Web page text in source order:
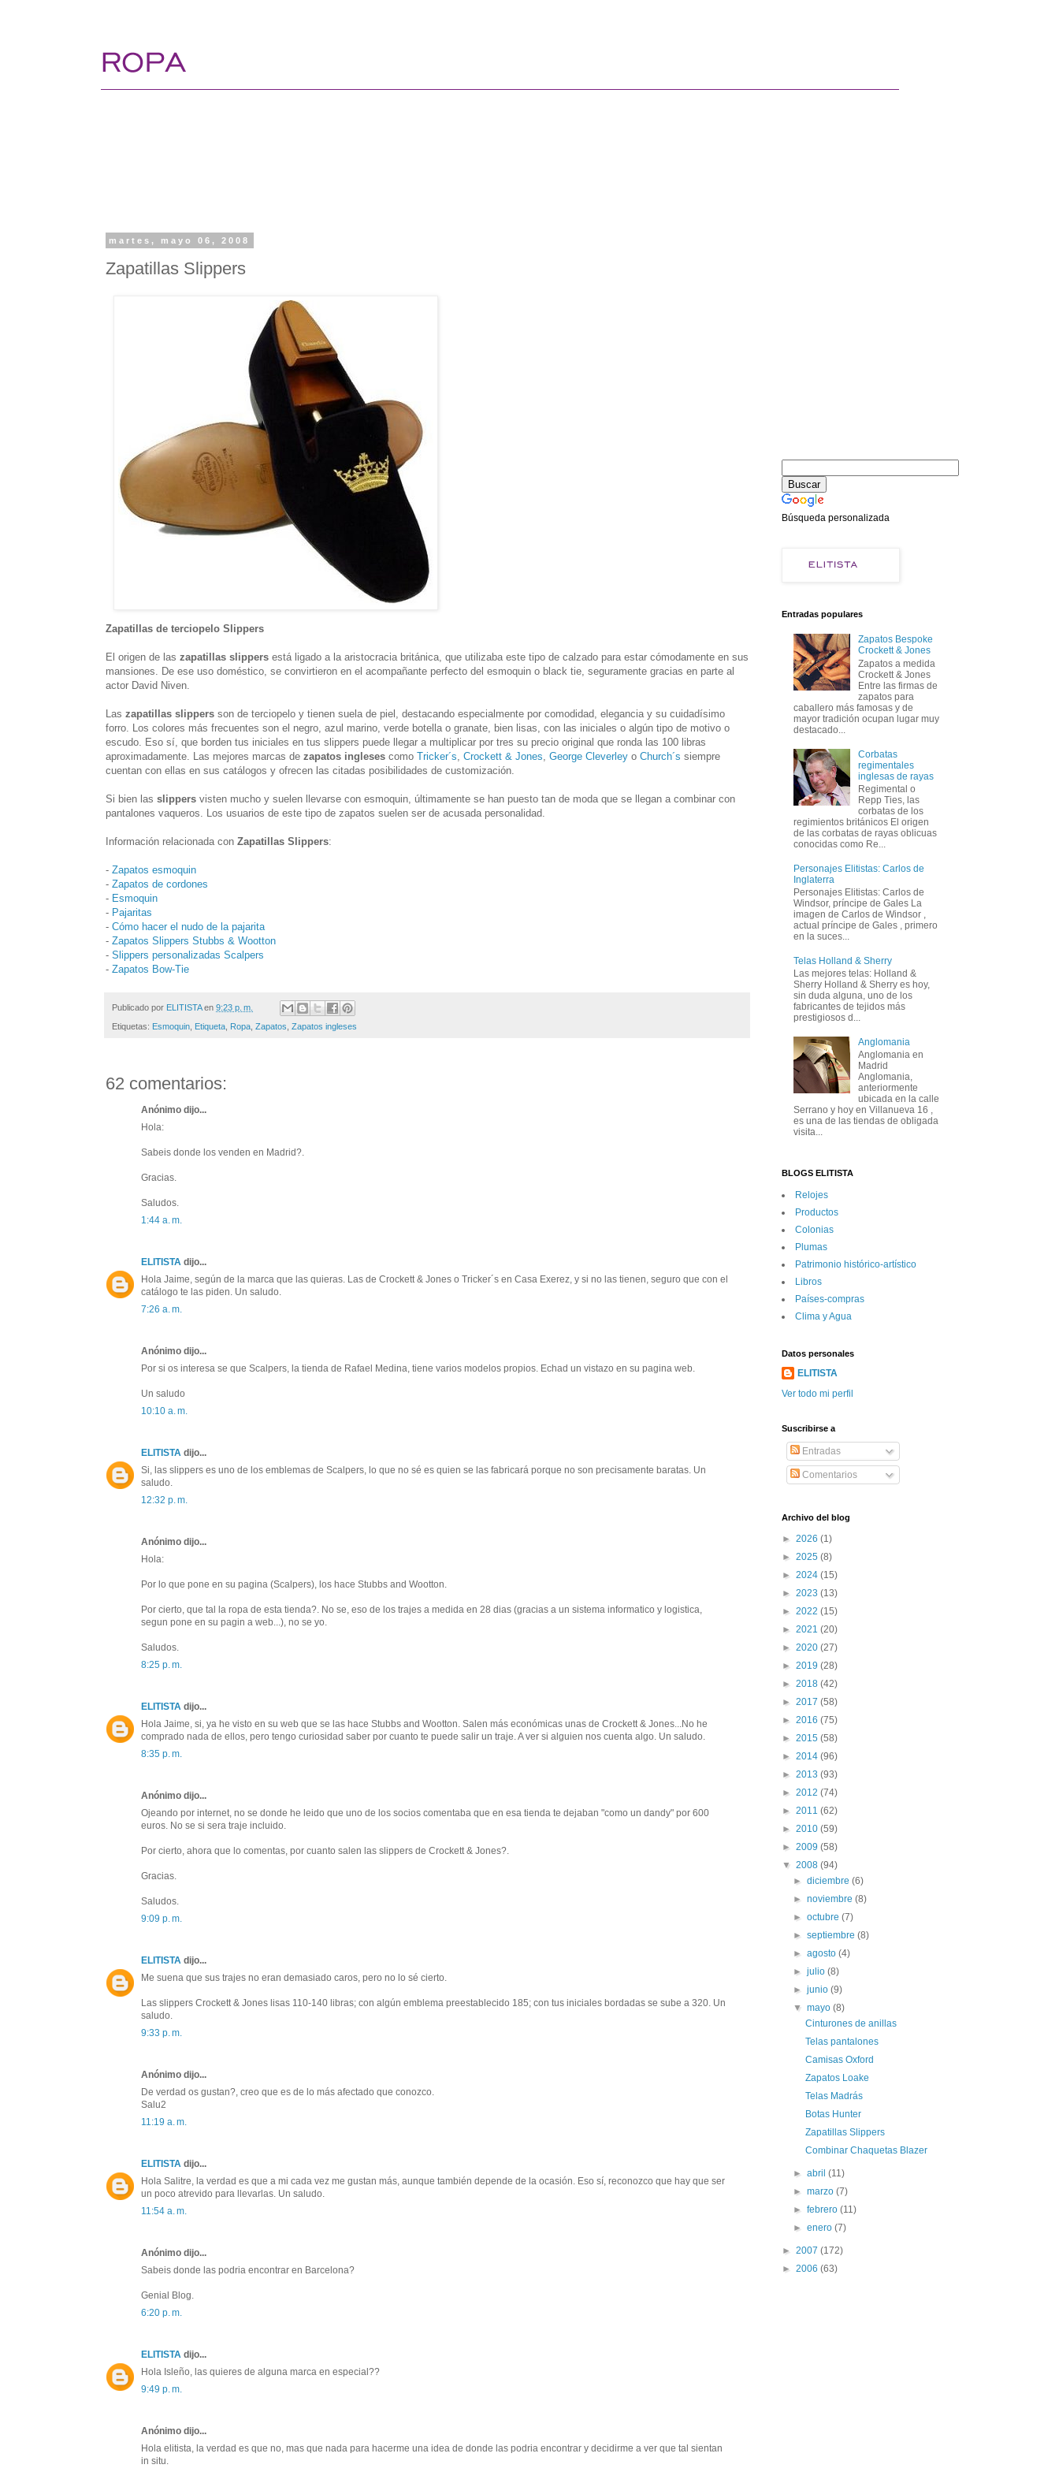
martes, mayo 06, 2008
Zapatillas Slippers
Zapatillas de terciopelo Slippers
El origen de las zapatillas slippers está ligado a la aristocracia británica, que utilizaba este tipo de calzado para estar cómodamente en sus
mansiones. De ese uso doméstico, se convirtieron en el acompañante perfecto del esmoquin o black tie, seguramente gracias en parte al
actor David Niven.
Las zapatillas slippers son de terciopelo y tienen suela de piel, destacando especialmente por comodidad, elegancia y su cuidadísimo
forro. Los colores más frecuentes son el negro, azul marino, verde botella o granate, bien lisas, con las iniciales o algún tipo de motivo o
escudo. Eso sí, que borden tus iniciales en tus slippers puede llegar a multiplicar por tres su precio original que ronda las 100 libras
aproximadamente. Las mejores marcas de zapatos ingleses como Tricker´s Crockett & Jones George Cleverley o Church´s siempre
cuentan con ellas en sus catálogos y ofrecen las citadas posibilidades de customización.
Si bien las slippers visten mucho y suelen llevarse con esmoquin, últimamente se han puesto tan de moda que se llegan a combinar con
pantalones vaqueros. Los usuarios de este tipo de zapatos suelen ser de acusada personalidad.
Información relacionada con Zapatillas Slippers:
- Zapatos esmoquin
- Zapatos de cordones
- Esmoquin
- Pajaritas
- Cómo hacer el nudo de la pajarita
- Zapatos Slippers Stubbs & Wootton
- Slippers personalizadas Scalpers
- Zapatos Bow-Tie
Publicado por ELITISTA en 9:23 p. m.
Etiquetas: Esmoquin Etiqueta Ropa Zapatos Zapatos ingleses
62 comentarios:
Anónimo dijo...
Hola:
Sabeis donde los venden en Madrid?.
Gracias.
Saludos.
1:44 a. m.
ELITISTA dijo...
Hola Jaime, según de la marca que las quieras. Las de Crockett & Jones o Tricker´s en Casa Exerez, y si no las tienen, seguro que con el
catálogo te las piden. Un saludo.
7:26 a. m.
Anónimo dijo...
Por si os interesa se que Scalpers, la tienda de Rafael Medina, tiene varios modelos propios. Echad un vistazo en su pagina web.
Un saludo
10:10 a. m.
ELITISTA dijo...
Si, las slippers es uno de los emblemas de Scalpers, lo que no sé es quien se las fabricará porque no son precisamente baratas. Un
saludo.
12:32 p. m.
Anónimo dijo...
Hola:
Por lo que pone en su pagina (Scalpers), los hace Stubbs and Wootton.
Por cierto, que tal la ropa de esta tienda?. No se, eso de los trajes a medida en 28 dias (gracias a un sistema informatico y logistica,
segun pone en su pagin a web...), no se yo.
Saludos.
8:25 p. m.
ELITISTA dijo...
Hola Jaime, si, ya he visto en su web que se las hace Stubbs and Wootton. Salen más económicas unas de Crockett & Jones...No he
comprado nada de ellos, pero tengo curiosidad saber por cuanto te puede salir un traje. A ver si alguien nos cuenta algo. Un saludo.
8:35 p. m.
Anónimo dijo...
Ojeando por internet, no se donde he leido que uno de los socios comentaba que en esa tienda te dejaban "como un dandy" por 600
euros. No se si sera traje incluido.
Por cierto, ahora que lo comentas, por cuanto salen las slippers de Crockett & Jones?.
Gracias.
Saludos.
9:09 p. m.
ELITISTA dijo...
Me suena que sus trajes no eran demasiado caros, pero no lo sé cierto.
Las slippers Crockett & Jones lisas 110-140 libras; con algún emblema preestablecido 185; con tus iniciales bordadas se sube a 320. Un
saludo.
9:33 p. m.
Anónimo dijo...
De verdad os gustan?, creo que es de lo más afectado que conozco.
Salu2
11:19 a. m.
ELITISTA dijo...
Hola Salitre, la verdad es que a mi cada vez me gustan más, aunque también depende de la ocasión. Eso sí, reconozco que hay que ser
un poco atrevido para llevarlas. Un saludo.
11:54 a. m.
Anónimo dijo...
Sabeis donde las podria encontrar en Barcelona?
Genial Blog.
6:20 p. m.
ELITISTA dijo...
Hola Isleño, las quieres de alguna marca en especial??
9:49 p. m.
Anónimo dijo...
Hola elitista, la verdad es que no, mas que nada para hacerme una idea de donde las podria encontrar y decidirme a ver que tal sientan
in situ.
Búsqueda personalizada
Entradas populares
Zapatos Bespoke
Crockett & Jones
Zapatos a medida
Crockett & Jones
Entre las firmas de
zapatos para
caballero más famosas y de
mayor tradición ocupan lugar muy
destacado...
Corbatas
regimentales
inglesas de rayas
Regimental o
Repp Ties, las
corbatas de los
regimientos británicos El origen
de las corbatas de rayas oblicuas
conocidas como Re...
Personajes Elitistas: Carlos de
Inglaterra
Personajes Elitistas: Carlos de
Windsor, príncipe de Gales La
imagen de Carlos de Windsor ,
actual príncipe de Gales , primero
en la suces...
Telas Holland & Sherry
Las mejores telas: Holland &
Sherry Holland & Sherry es hoy,
sin duda alguna, uno de los
fabricantes de tejidos más
prestigiosos d...
Anglomania
Anglomania en
Madrid
Anglomania,
anteriormente
ubicada en la calle
Serrano y hoy en Villanueva 16 ,
es una de las tiendas de obligada
visita...
BLOGS ELITISTA
Relojes
Productos
Colonias
Plumas
Patrimonio histórico-artí­stico
Libros
Paí­ses-compras
Clima y Agua
Datos personales
ELITISTA
Ver todo mi perfil
Suscribirse a
Entradas
Comentarios
Archivo del blog
► 2026 (1)
► 2025 (8)
► 2024 (15)
► 2023 (13)
► 2022 (15)
► 2021 (20)
► 2020 (27)
► 2019 (28)
► 2018 (42)
► 2017 (58)
► 2016 (75)
► 2015 (58)
► 2014 (96)
► 2013 (93)
► 2012 (74)
► 2011 (62)
► 2010 (59)
► 2009 (58)
▼ 2008 (94)
►diciembre(6)
►noviembre(8)
►octubre(7)
►septiembre(8)
►agosto(4)
►julio(8)
►junio(9)
▼mayo(8)
Cinturones de anillas
Telas pantalones
Camisas Oxford
Zapatos Loake
Telas Madrás
Botas Hunter
Zapatillas Slippers
Combinar Chaquetas Blazer
►abril(11)
►marzo(7)
►febrero(11)
►enero(7)
► 2007 (172)
► 2006 (63)